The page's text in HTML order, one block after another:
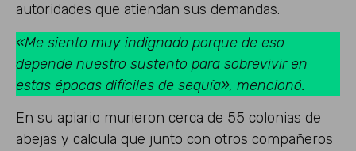
autoridades que atiendan sus demandas.
«Me siento muy indignado porque de eso
depende nuestro sustento para sobrevivir en
estas épocas difíciles de sequía», mencionó.
En su apiario murieron cerca de 55 colonias de
abejas y calcula que junto con otros compañeros